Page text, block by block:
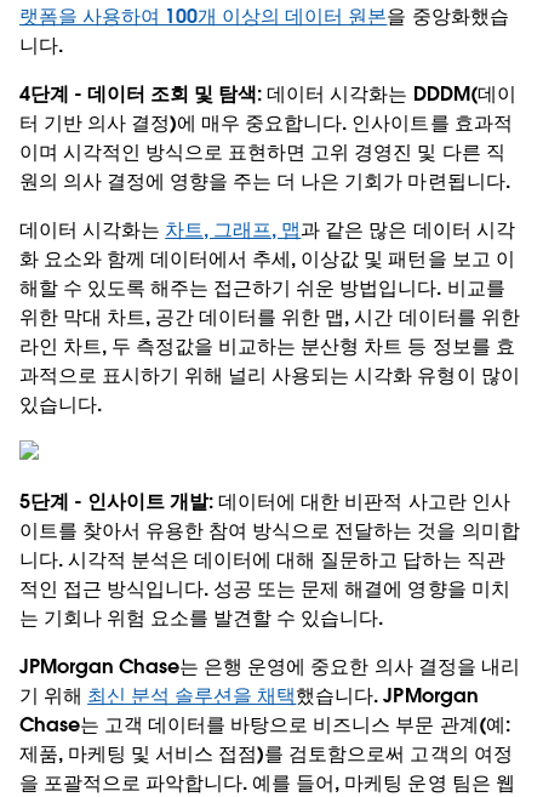
랫폼을 사용하여 100개 이상의 데이터 원본을 중앙화했습
니다.
4단계 - 데이터 조회 및 탐색:데이터 시각화는 DDDM(데이
터 기반 의사 결정)에 매우 중요합니다. 인사이트를 효과적
이며 시각적인 방식으로 표현하면 고위 경영진 및 다른 직
원의 의사 결정에 영향을 주는 더 나은 기회가 마련됩니다.
데이터 시각화는 차트, 그래프, 맵과 같은 많은 데이터 시각
화 요소와 함께 데이터에서 추세, 이상값 및 패턴을 보고 이
해할 수 있도록 해주는 접근하기 쉬운 방법입니다. 비교를
위한 막대 차트, 공간 데이터를 위한 맵, 시간 데이터를 위한
라인 차트, 두 측정값을 비교하는 분산형 차트 등 정보를 효
과적으로 표시하기 위해 널리 사용되는 시각화 유형이 많이
있습니다.
5단계 - 인사이트 개발:데이터에 대한 비판적 사고란 인사
이트를 찾아서 유용한 참여 방식으로 전달하는 것을 의미합
니다. 시각적 분석은 데이터에 대해 질문하고 답하는 직관
적인 접근 방식입니다. 성공 또는 문제 해결에 영향을 미치
는 기회나 위험 요소를 발견할 수 있습니다.
JPMorgan Chase는 은행 운영에 중요한 의사 결정을 내리
기 위해 최신 분석 솔루션을 채택했습니다. JPMorgan
Chase는 고객 데이터를 바탕으로 비즈니스 부문 관계(예:
제품, 마케팅 및 서비스 접점)를 검토함으로써 고객의 여정
을 포괄적으로 파악합니다. 예를 들어, 마케팅 운영 팀은 웹